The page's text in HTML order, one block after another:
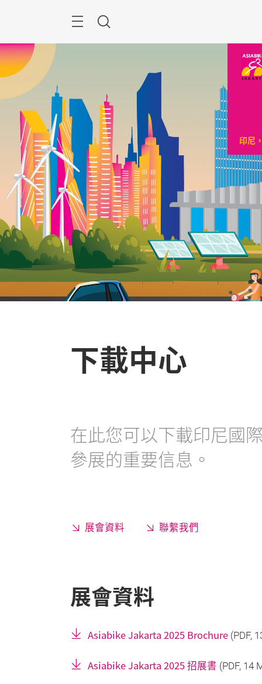
菜
搜
印尼
下載中心
在此您可以下載印尼國
參展的重要信息。
展會資料 聯繫我們
展會資料
Asiabike Jakarta 2025 Brochure (PDF,
Asiabike Jakarta 2025 招展書 (PDF, 14